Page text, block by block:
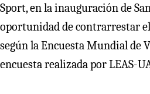
Sport, en la inauguración de
oportunidad de contrarrestar el
según la Encuesta Mundial de
encuesta realizada por LEAS-